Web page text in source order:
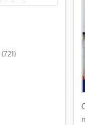
(721)